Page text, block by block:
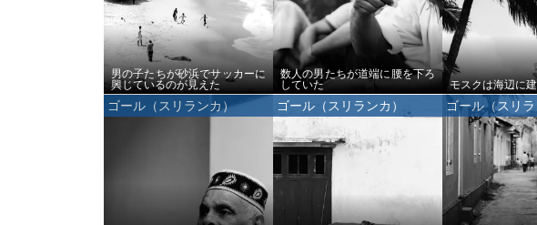
男の子たちが砂浜でサッカーに
興じているのが見えた
数人の男たちが道端に腰を下ろ
していた
モスクは海辺に
ゴール（スリランカ） ゴール（スリランカ） ゴール（スリラ